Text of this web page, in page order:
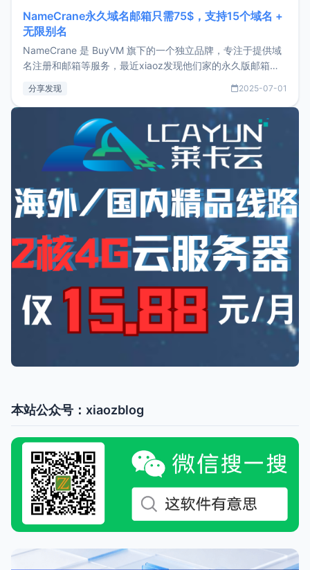
NameCrane永久域名邮箱只需75$，支持15个域名 +
无限别名
NameCrane 是 BuyVM 旗下的一个独立品牌，专注于提供域
名注册和邮箱等服务，最近xiaoz发现他们家的永久版邮箱服
又实惠的域名邮箱，不妨尝试一下 NameCrane。注册
NameCraneNameCrane不支持直接注册，必须要购买
分享发现 2025-07-01
本站公众号：xiaozblog